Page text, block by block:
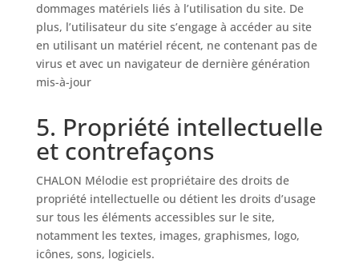
dommages matériels liés à l’utilisation du site. De
plus, l’utilisateur du site s’engage à accéder au site
en utilisant un matériel récent, ne contenant pas de
virus et avec un navigateur de dernière génération
mis-à-jour
5. Propriété intellectuelle
et contrefaçons
CHALON Mélodie est propriétaire des droits de
propriété intellectuelle ou détient les droits d’usage
sur tous les éléments accessibles sur le site,
notamment les textes, images, graphismes, logo,
icônes, sons, logiciels.